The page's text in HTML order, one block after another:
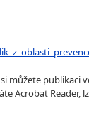
můžete publikaci
Acrobat Reader,